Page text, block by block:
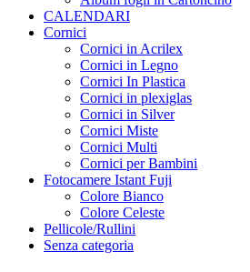
CALENDARI
Cornici
Cornici in Acrilex
Cornici in Legno
Cornici In Plastica
Cornici in plexiglas
Cornici in Silver
Cornici Miste
Cornici Multi
Cornici per Bambini
Fotocamere Istant Fuji
Colore Bianco
Colore Celeste
Pellicole/Rullini
Senza categoria